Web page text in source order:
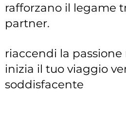
rafforzano il legame
partner.
riaccendi la
inizia il tuo viaggio
soddisfacente